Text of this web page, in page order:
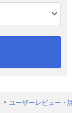
ユーザーレビュー・